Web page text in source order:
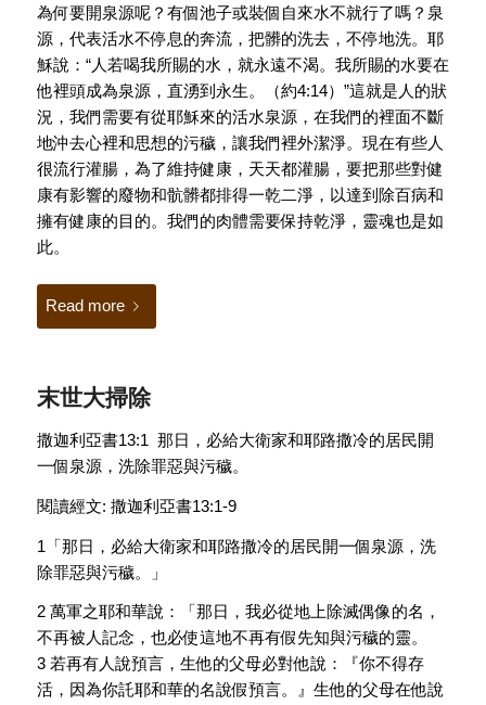
為何要開泉源呢？有個池子或裝個自來水不就行了嗎？泉
源，代表活水不停息的奔流，把髒的洗去，不停地洗。耶
穌說：“人若喝我所賜的水，就永遠不渴。我所賜的水要在
他裡頭成為泉源，直湧到永生。（約4:14）”這就是人的狀
況，我們需要有從耶穌來的活水泉源，在我們的裡面不斷
地沖去心裡和思想的污穢，讓我們裡外潔淨。現在有些人
很流行灌腸，為了維持健康，天天都灌腸，要把那些對健
康有影響的廢物和骯髒都排得一乾二淨，以達到除百病和
擁有健康的目的。我們的肉體需要保持乾淨，靈魂也是如
此。
Read more
末世大掃除
撒迦利亞書13:1 那日，必給大衛家和耶路撒冷的居民開
一個泉源，洗除罪惡與污穢。
閱讀經文: 撒迦利亞書13:1-9
1「那日，必給大衛家和耶路撒冷的居民開一個泉源，洗
除罪惡與污穢。」
2 萬軍之耶和華說：「那日，我必從地上除滅偶像的名，
不再被人記念，也必使這地不再有假先知與污穢的靈。
3 若再有人說預言，生他的父母必對他說：『你不得存
活，因為你託耶和華的名說假預言。』生他的父母在他說